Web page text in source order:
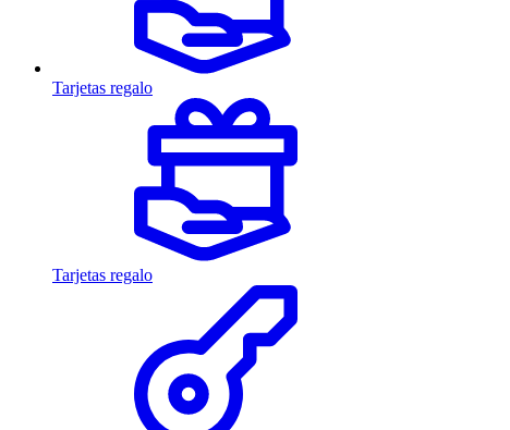
Tarjetas regalo
Tarjetas regalo